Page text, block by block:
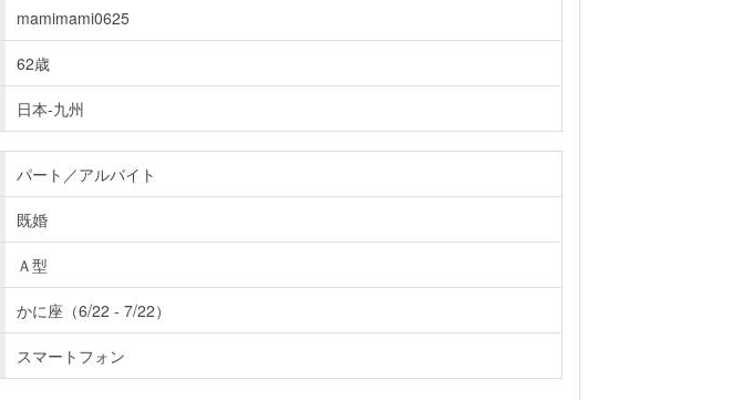
mamimami0625
62歳
日本-九州
パート／アルバイト
既婚
Ａ型
かに座（6/22 - 7/22）
スマートフォン